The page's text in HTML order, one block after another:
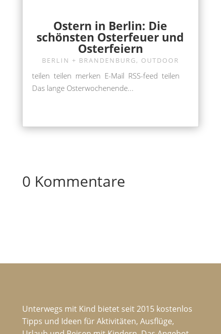
Ostern in Berlin: Die
schönsten Osterfeuer und
Osterfeiern
BERLIN + BRANDENBURG, OUTDOOR
teilen teilen merken E-Mail RSS-feed teilen
Das lange Osterwochenende...
0 Kommentare
Unterwegs mit Kind bietet seit 2015 kostenlos
Tipps und Ideen für Aktivitäten, Ausflüge,